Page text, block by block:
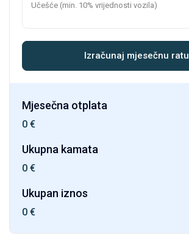
Učešće (min. 10% vrijednosti vozila)
Izračunaj mjesečnu ratu
Mjesečna otplata
0 €
Ukupna kamata
0 €
Ukupan iznos
0 €